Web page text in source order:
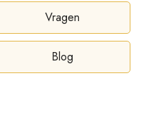
Vragen
Blog